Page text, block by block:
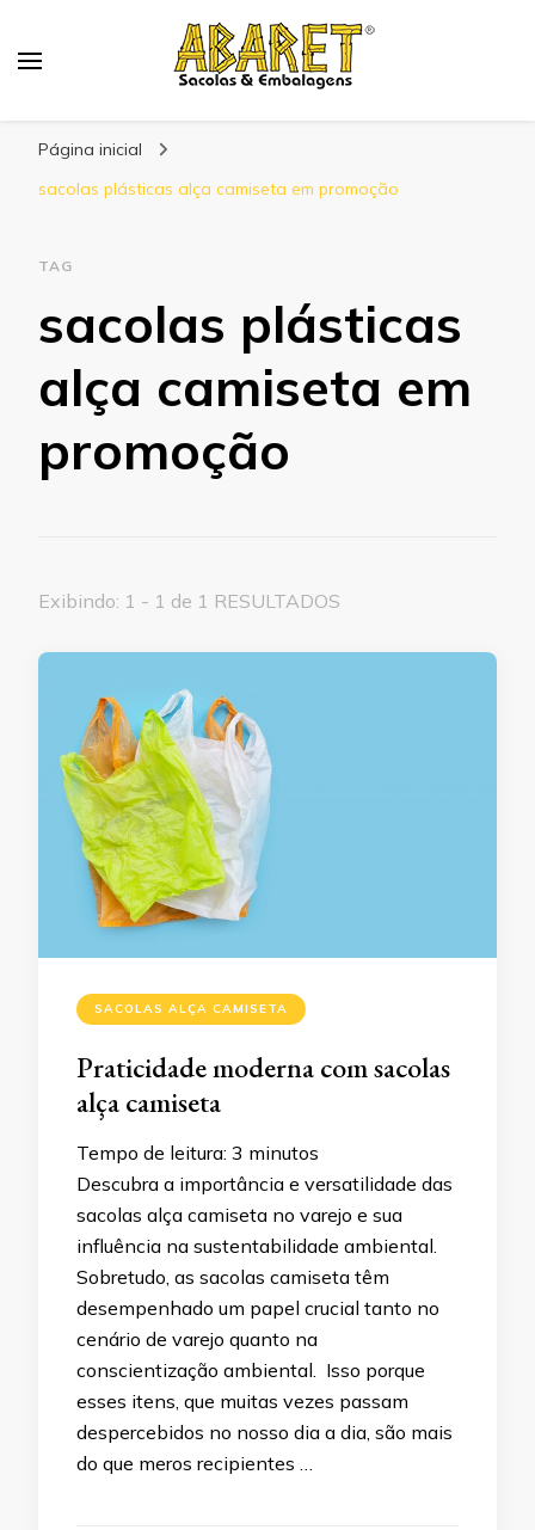
Página inicial
sacolas plásticas alça camiseta em promoção
TAG
sacolas plásticas
alça camiseta em
promoção
Exibindo: 1 - 1 de 1 RESULTADOS
SACOLAS ALÇA CAMISETA
Praticidade moderna com sacolas
alça camiseta
Tempo de leitura: 3 minutos
Descubra a importância e versatilidade das
sacolas alça camiseta no varejo e sua
influência na sustentabilidade ambiental.
Sobretudo, as sacolas camiseta têm
desempenhado um papel crucial tanto no
cenário de varejo quanto na
conscientização ambiental. Isso porque
esses itens, que muitas vezes passam
despercebidos no nosso dia a dia, são mais
do que meros recipientes …